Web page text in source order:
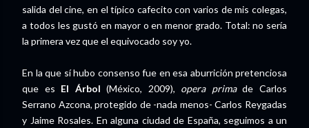
salida del cine, en el típico cafecito con varios de mis colegas,
a todos les gustó en mayor o en menor grado. Total: no sería
la primera vez que el equivocado soy yo.
En la que sí hubo consenso fue en esa aburrición pretenciosa
que es El Árbol (México, 2009), opera primade Carlos
Serrano Azcona, protegido de -nada menos- Carlos Reygadas
y Jaime Rosales. En alguna ciudad de España, seguimos a un